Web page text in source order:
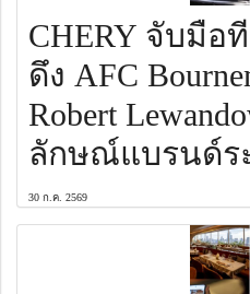
CHERY จับมือ
ดึง AFC
Robert
ลักษณ์แบรนด์ร
30 ก.ค. 2569